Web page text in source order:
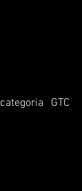
GTC